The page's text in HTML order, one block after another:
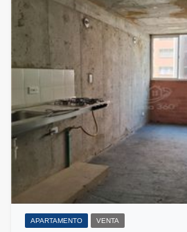
APARTAMENTO VENTA